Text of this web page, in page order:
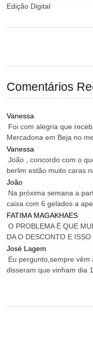
Edição Digital
Comentários
Vanessa
Foi com alegria que
Mercadona em Beja no
Vanessa
João , concordo com o
berlim estão muito caras
João
Na próxima semana a
caixa com 6 gelados a
FATIMA MAGAKHAES
O PROBLEMA É QUE
DA O DESCONTO E
José Lagem
Eu pergunto,sempre
disseram que vinham dia